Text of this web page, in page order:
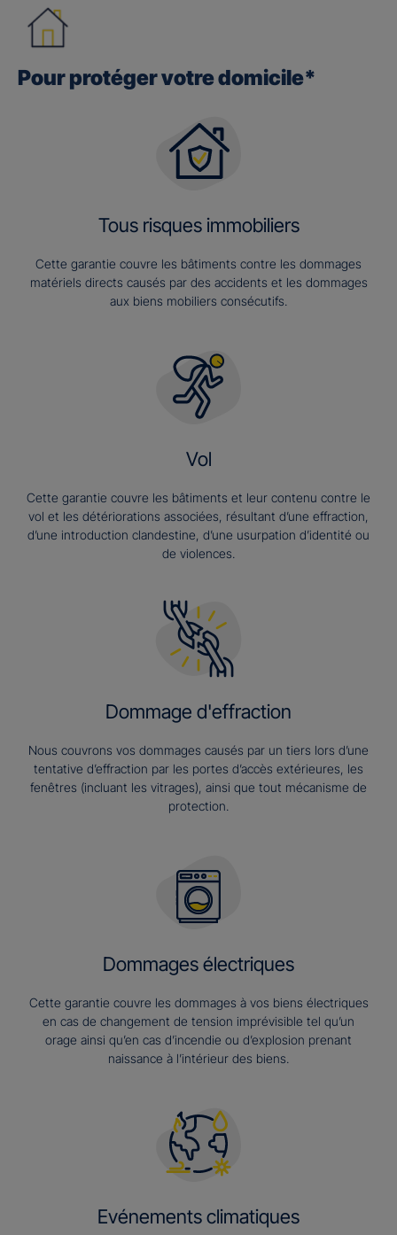
Pour protéger votre domicile*
Tous risques immobiliers
Cette garantie couvre les bâtiments contre les dommages
matériels directs causés par des accidents et les dommages
aux biens mobiliers consécutifs.
Vol
Cette garantie couvre les bâtiments et leur contenu contre le
vol et les détériorations associées, résultant d’une effraction,
d’une introduction clandestine, d’une usurpation d’identité ou
de violences.
Dommage d'effraction
Nous couvrons vos dommages causés par un tiers lors d’une
tentative d’effraction par les portes d’accès extérieures, les
fenêtres (incluant les vitrages), ainsi que tout mécanisme de
protection.
Dommages électriques
Cette garantie couvre les dommages à vos biens électriques
en cas de changement de tension imprévisible tel qu’un
orage ainsi qu’en cas d’incendie ou d’explosion prenant
naissance à l’intérieur des biens.
Evénements climatiques